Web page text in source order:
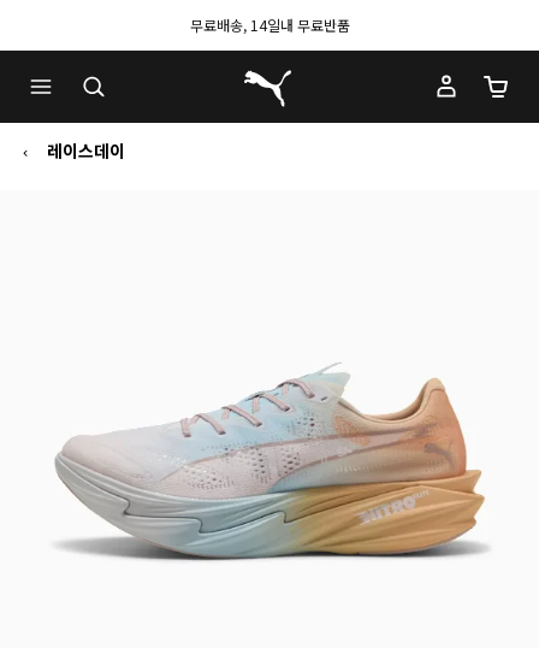
무료배송, 14일내 무료반품
푸마 홈
장바
레이스데이